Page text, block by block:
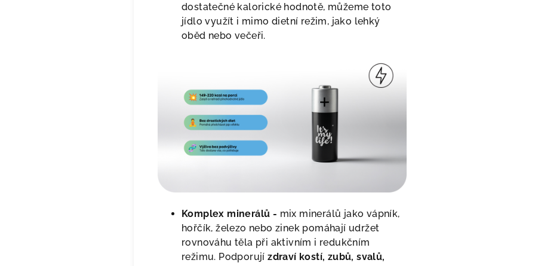
dostatečné kalorické hodnotě, můžeme toto
jídlo využít i mimo dietní režim, jako lehký
oběd nebo večeři.
Komplex minerálů - mix minerálů jako vápník,
hořčík, železo nebo zinek pomáhají udržet
rovnováhu těla při aktivním i redukčním
režimu. Podporujízdraví kostí, zubů, svalů,